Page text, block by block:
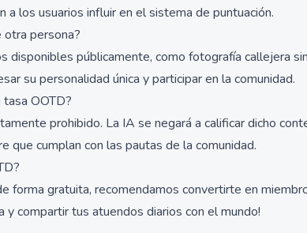
los usuarios influir en el sistema de puntuación.
persona?
disponibles públicamente, como fotografía callejera
su personalidad única y participar en la comunidad.
OOTD?
prohibido. La IA se negará a calificar dicho
que cumplan con las pautas de la comunidad.
forma gratuita, recomendamos convertirte en
y compartir tus atuendos diarios con el mundo!